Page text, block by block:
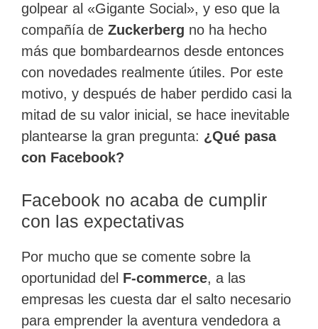
golpear al «Gigante Social», y eso que la
compañía de Zuckerberg no ha hecho
más que bombardearnos desde entonces
con novedades realmente útiles. Por este
motivo, y después de haber perdido casi la
mitad de su valor inicial, se hace inevitable
plantearse la gran pregunta: ¿Qué pasa
con Facebook?
Facebook no acaba de cumplir
con las expectativas
Por mucho que se comente sobre la
oportunidad del F-commerce, a las
empresas les cuesta dar el salto necesario
para emprender la aventura vendedora a